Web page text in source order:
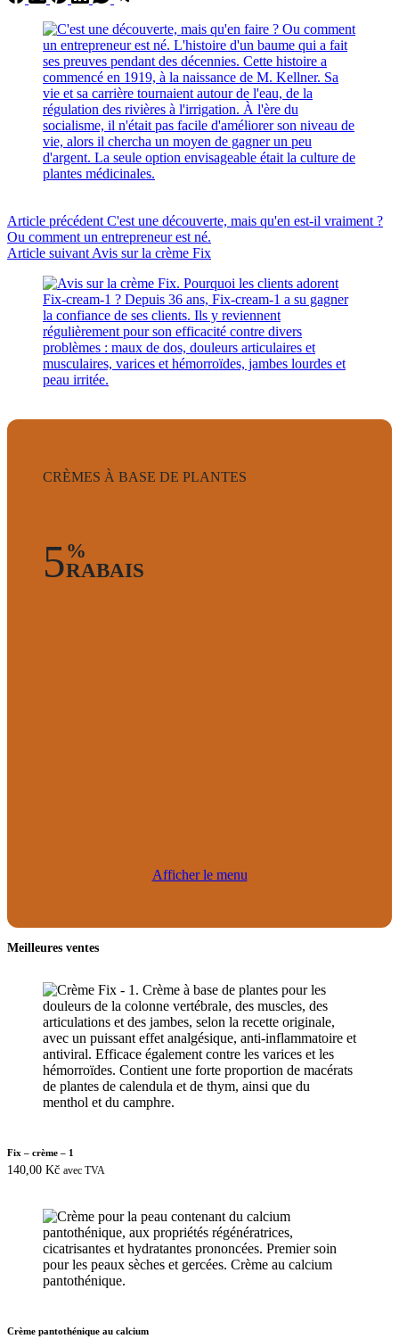
Article précédent C'est une découverte, mais qu'en est-il vraiment ?
Ou comment un entrepreneur est né.
Article suivant Avis sur la crème Fix
CRÈMES À BASE DE PLANTES
5%
RABAIS
Afficher le menu
Meilleures ventes
Fix – crème – 1
140,00 Kč avec TVA
Crème pantothénique au calcium